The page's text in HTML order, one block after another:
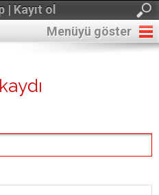
| Kayıt ol
Menüyü göster